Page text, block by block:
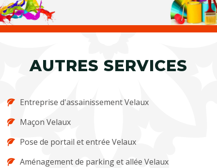
AUTRES SERVICES
Entreprise d'assainissement Velaux
Maçon Velaux
Pose de portail et entrée Velaux
Aménagement de parking et allée Velaux